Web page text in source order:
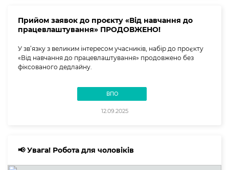
Прийом заявок до проєкту «Від навчання до
працевлаштування» ПРОДОВЖЕНО!
У зв’язку з великим інтересом учасників, набір до проєкту
«Від навчання до працевлаштування» продовжено без
фіксованого дедлайну.
ВПО
12.09.2025
📢 Увага! Робота для чоловіків